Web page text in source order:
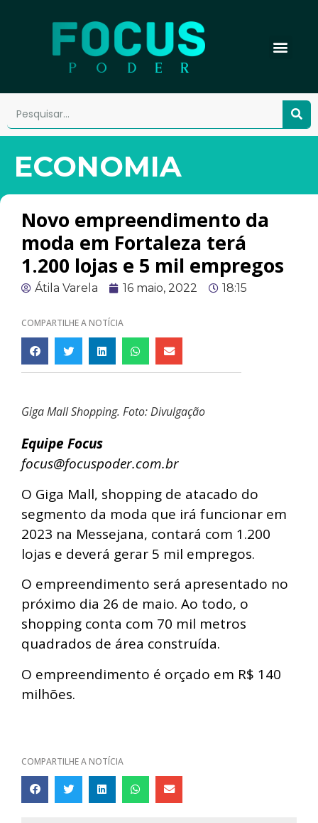
ECONOMIA
Novo empreendimento da
moda em Fortaleza terá
1.200 lojas e 5 mil empregos
Átila Varela 16 maio, 2022 18:15
COMPARTILHE A NOTÍCIA
Giga Mall Shopping. Foto: Divulgação
Equipe Focus
focus@focuspoder.com.br
O Giga Mall, shopping de atacado do
segmento da moda que irá funcionar em
2023 na Messejana, contará com 1.200
lojas e deverá gerar 5 mil empregos.
O empreendimento será apresentado no
próximo dia 26 de maio. Ao todo, o
shopping conta com 70 mil metros
quadrados de área construída.
O empreendimento é orçado em R$ 140
milhões.
COMPARTILHE A NOTÍCIA